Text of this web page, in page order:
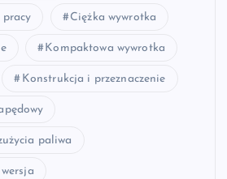
pracy Ciężka wywrotka
Kompaktowa wywrotka
Konstrukcja i przeznaczenie
paliwa